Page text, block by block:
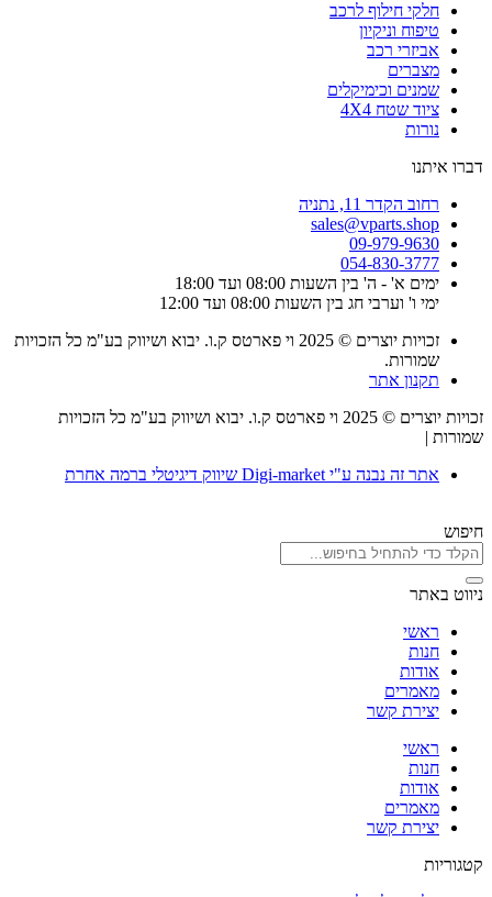
חלקי חילוף לרכב
טיפוח וניקיון
אביזרי רכב
מצברים
שמנים וכימיקלים
ציוד שטח 4X4
נורות
דברו איתנו
רחוב הקדר 11, נתניה
sales@vparts.shop
09-979-9630
054-830-3777
ימים א' - ה' בין השעות 08:00 ועד 18:00
ימי ו' וערבי חג בין השעות 08:00 ועד 12:00
זכויות יוצרים © 2025 וי פארטס ק.ו. יבוא ושיווק בע"מ כל הזכויות
שמורות.
תקנון אתר
זכויות יוצרים © 2025 וי פארטס ק.ו. יבוא ושיווק בע"מ כל הזכויות
שמורות |
אתר זה נבנה ע"י Digi-market שיווק דיגיטלי ברמה אחרת
חיפוש
ניווט באתר
ראשי
חנות
אודות
מאמרים
יצירת קשר
ראשי
חנות
אודות
מאמרים
יצירת קשר
קטגוריות